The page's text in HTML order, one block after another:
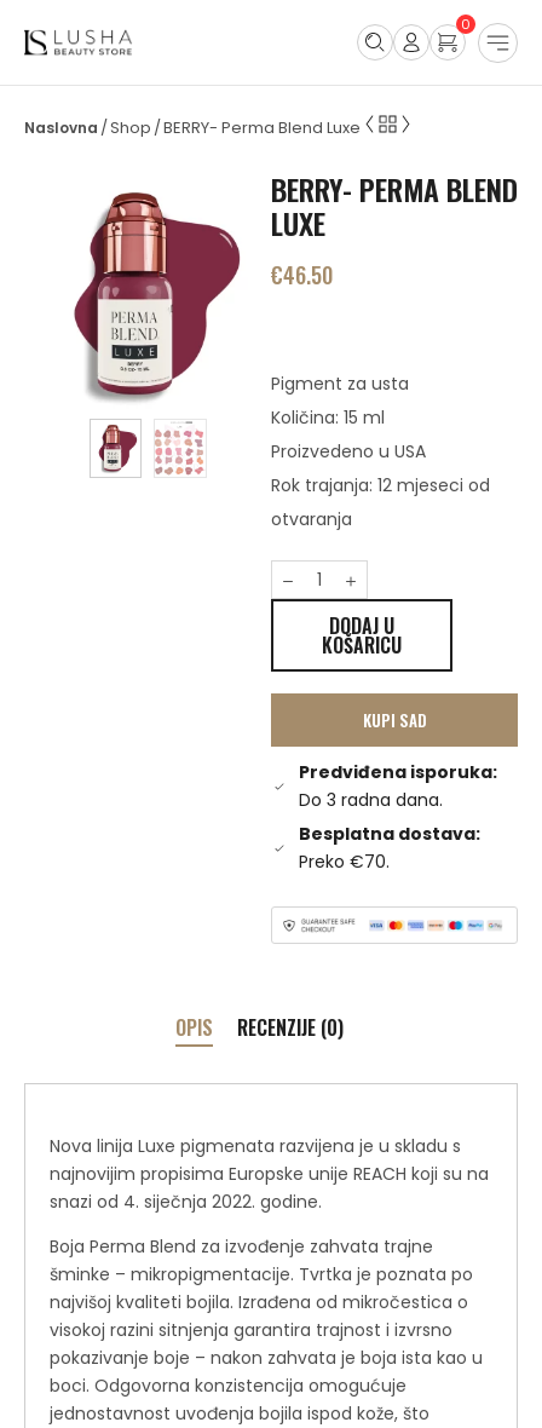
0
/Shop /BERRY- Perma Blend Luxe
BERRY- PERMA BLEND
LUXE
€46.50
Pigment za usta
Količina: 15 ml
Proizvedeno u USA
Rok trajanja: 12 mjeseci od
otvaranja
DODAJ U
KOŠARICU
KUPI SAD
Predviđena isporuka:
Do 3 radna dana.
Besplatna dostava:
Preko €70.
OPIS RECENZIJE (0)
Nova linija Luxe pigmenata razvijena je u skladu s
najnovijim propisima Europske unije REACH koji su na
snazi ​​od 4. siječnja 2022. godine.
Boja Perma Blend za izvođenje zahvata trajne
šminke – mikropigmentacije. Tvrtka je poznata po
najvišoj kvaliteti bojila. Izrađena od mikročestica o
visokoj razini sitnjenja garantira trajnost i izvrsno
pokazivanje boje – nakon zahvata je boja ista kao u
boci. Odgovorna konzistencija omogućuje
jednostavnost uvođenja bojila ispod kože, što